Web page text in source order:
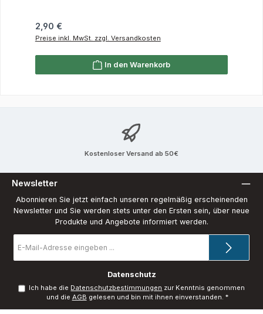
Regulärer Preis:
2,90 €
Preise inkl. MwSt. zzgl. Versandkosten
In den Warenkorb
Kostenloser Versand ab 50€
Newsletter
Abonnieren Sie jetzt einfach unseren regelmäßig erscheinenden
Newsletter und Sie werden stets unter den Ersten sein, über neue
Produkte und Angebote informiert werden.
Mail-
Datenschutz
Ich habe die Datenschutzbestimmungen zur Kenntnis genommen
und die AGB gelesen und bin mit ihnen einverstanden. *